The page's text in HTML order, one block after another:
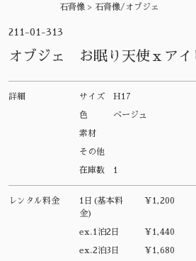
石膏像 > 石膏像/オブジェ
211-01-313
オブジェ お眠り天使ｘアイ
詳細 サイズ H17
色 ベージュ
素材
その他
在庫数 1
レンタル料金
1日(基本料
金)
¥1,200
ex.1泊2日 ¥1,440
ex.2泊3日 ¥1,680